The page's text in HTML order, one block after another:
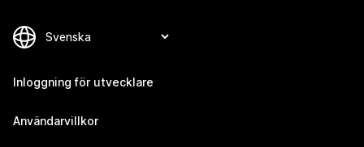
Inloggning för utvecklare
Användarvillkor